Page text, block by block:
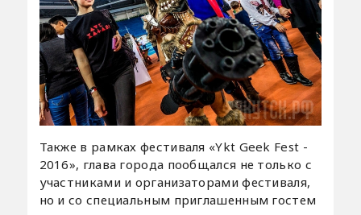
Также в рамках фестиваля «Ykt Geek Fest -
2016», глава города пообщался не только с
участниками и организаторами фестиваля,
но и со специальным приглашенным гостем